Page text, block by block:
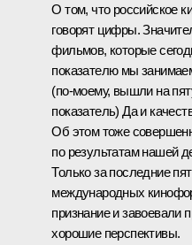
О том, что российское
говорят цифры.
фильмов, которые
показателю мы
(по‑моему, вышли на
показатель) Да и
Об этом тоже
по результатам нашей
Только за последние
международных
признание и завоевали
хорошие перспективы.